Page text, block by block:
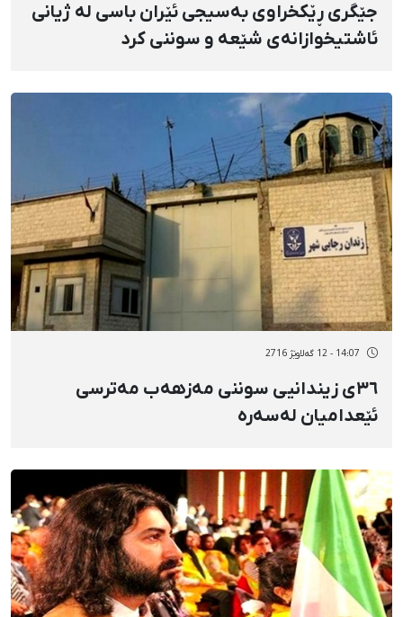
جێگری ڕێکخراوی بەسیجی ئێران باسی لە ژیانی
ئاشتیخوازانەی شێعە و سوننی کرد
14:07 - 12 گەلاوێژ 2716
٣٦ی زیندانیی سوننی مەزهەب مەترسی
ئێعدامیان لەسەرە